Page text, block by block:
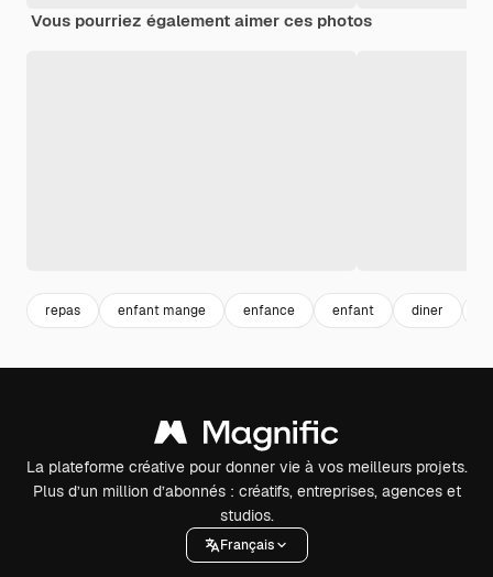
Vous pourriez également aimer ces photos
repas enfant mange enfance enfant diner
La plateforme créative pour donner vie à vos meilleurs projets.
Plus d’un million d’abonnés : créatifs, entreprises, agences et
studios.
Français